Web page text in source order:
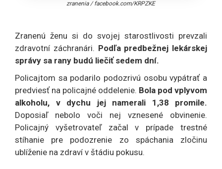
zranenia/facebook.com/KRPZKE
Zranenú ženu si do svojej starostlivosti prevzali
zdravotní záchranári. Podľa predbežnej lekárskej
správy sa rany budú liečiť sedem dní.
Policajtom sa podarilo podozrivú osobu vypátrať a
predviesť na policajné oddelenie. Bola pod vplyvom
alkoholu, v dychu jej namerali 1,38 promile.
Doposiaľ nebolo voči nej vznesené obvinenie.
Policajný vyšetrovateľ začal v prípade trestné
stíhanie pre podozrenie zo spáchania zločinu
ublíženie na zdraví v štádiu pokusu.